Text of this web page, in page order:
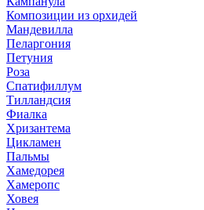
Композиции из орхидей
Мандевилла
Пеларгония
Петуния
Роза
Спатифиллум
Тилландсия
Фиалка
Хризантема
Цикламен
Пальмы
Хамедорея
Хамеропс
Ховея